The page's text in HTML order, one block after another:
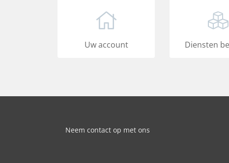
Uw account Diensten
Neem contact op met ons